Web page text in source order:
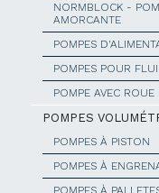
NORMBLOCK -
AMORCANTE
POMPES
POMPES POUR
POMPE AVEC ROUE
POMPES
POMPES À PISTON
POMPES À
POMPES À